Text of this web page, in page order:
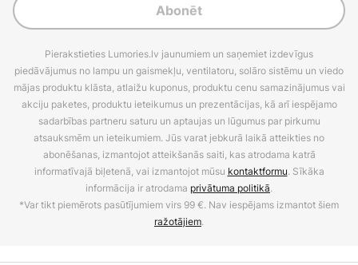
Abonēt
Pierakstieties Lumories.lv jaunumiem un saņemiet izdevīgus
piedāvājumus no lampu un gaismekļu, ventilatoru, solāro sistēmu un viedo
mājas produktu klāsta, atlaižu kuponus, produktu cenu samazinājumus vai
akciju paketes, produktu ieteikumus un prezentācijas, kā arī iespējamo
sadarbības partneru saturu un aptaujas un lūgumus par pirkumu
atsauksmēm un ieteikumiem. Jūs varat jebkurā laikā atteikties no
abonēšanas, izmantojot atteikšanās saiti, kas atrodama katrā
informatīvajā biļetenā, vai izmantojot mūsu kontaktformu. Sīkāka
informācija ir atrodama privātuma politikā.
*Var tikt piemērots pasūtījumiem virs 99 €. Nav iespējams izmantot šiem
ražotājiem.